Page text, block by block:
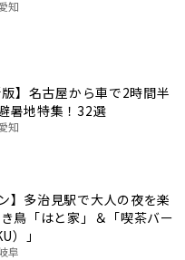
知
版】名古屋から車で2時間半
暑地特集！32選
知
】多治見駅で大人の夜を楽
鳥「はと家」＆「喫茶バー
）」
阜